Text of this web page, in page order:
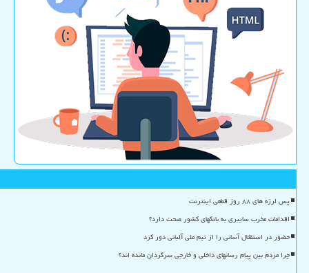
پس لرزه های ۸۸ روز قطعی اینترنت
اقدامات مخرب سایبری به بانکهای کشور صحت دارد؟
حضور در استقلال آسانی را از تیم ملی آلبانی دور کرد
چرا مردم بین پیام رسانهای داخلی و خارجی سرگردان مانده اند؟